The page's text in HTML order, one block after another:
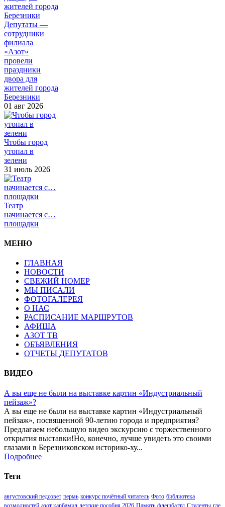
Депутаты —
сотрудники
филиала
«Азот»
провели
праздники
двора для
жителей города
Березники
01 авг 2026
Чтобы город
утопал в
зелени
31 июль 2026
Театр
начинается с…
площадки
МЕНЮ
ГЛАВНАЯ
НОВОСТИ
СВЕЖИЙ НОМЕР
МЫ ПИСАЛИ
ФОТОГАЛЕРЕЯ
О НАС
РАСПИСАНИЕ МАРШРУТОВ
АФИША
АЗОТ ТВ
ОБЪЯВЛЕНИЯ
ОТЧЕТЫ ДЕПУТАТОВ
ВИДЕО
А вы еще не были на выставке картин «Индустриальный
пейзаж»?
А вы еще не были на выставке картин «Индустриальный
пейзаж», посвященной 90-летию города и предприятия?
Предлагаем небольшую видео экскурсию с торжественного
открытия выставки!Но, конечно, лучше увидеть это своими
глазами в Березниковском историко-ху...
Подробнее
Теги
августовский педсовет пермь конкурс почётный читатель Фото библиотека